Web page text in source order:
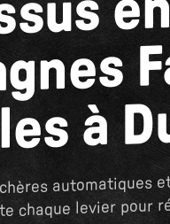
à
automatiques
chaque levier pour